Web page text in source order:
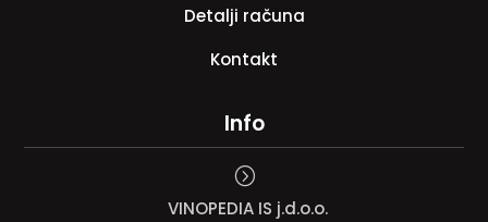
Detalji računa
Kontakt
Info
=
VINOPEDIA IS j.d.o.o.